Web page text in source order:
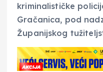
kriminalističke
Gračanica, pod
Županijskog